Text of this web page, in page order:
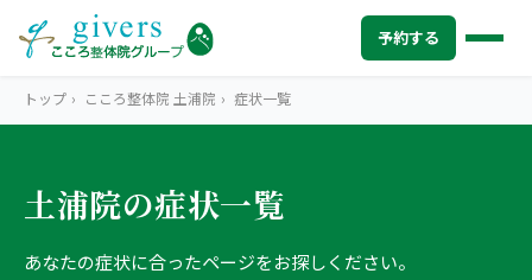
予約する
HOME トップ
SYMPTOMS 症状から探す
トップ › こころ整体院 土浦院 › 症状一覧
土浦院の症状一覧
あなたの症状に合ったページをお探しください。